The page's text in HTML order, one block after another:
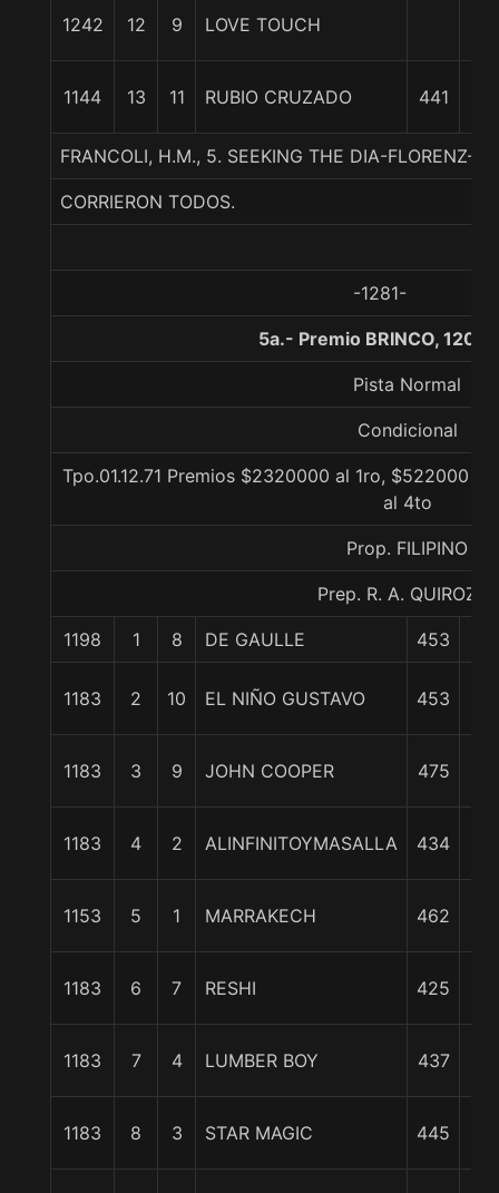
1242 12 9 LOVE TOUCH
1144 13 11 RUBIO CRUZADO 441
FRANCOLI, H.M., 5. SEEKING THE DIA-FLORENZ-
CORRIERON TODOS.
-1281-
5a.- Premio BRINCO, 1200
Pista Normal
Condicional
Tpo.01.12.71 Premios $2320000 al 1ro, $522000
al 4to
Prop. FILIPINO
Prep. R. A. QUIROZ S.
1198 1 8 DE GAULLE 453
1183 2 10 EL NIÑO GUSTAVO 453
1183 3 9 JOHN COOPER 475
1183 4 2 ALINFINITOYMASALLA 434
1153 5 1 MARRAKECH 462
1183 6 7 RESHI 425
1183 7 4 LUMBER BOY 437
1183 8 3 STAR MAGIC 445